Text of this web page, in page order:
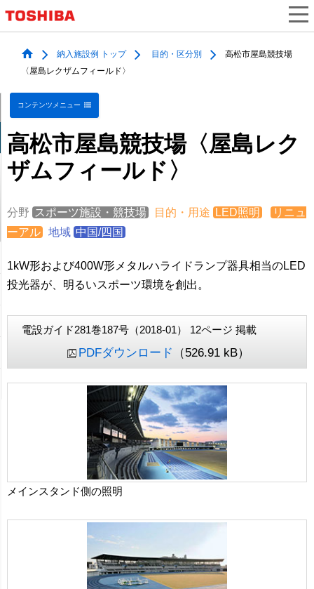
納入施設例 トップ 目的・区分別
高松市屋島競技場
〈屋島レクザムフィールド〉
コンテンツメニュー
高松市屋島競技場〈屋島レク
ザムフィールド〉
分野 スポーツ施設・競技場 目的・用途 LED照明
リニュ
ーアル
地域 中国/四国
1kW形および400W形メタルハライドランプ器具相当のLED
投光器が、明るいスポーツ環境を創出。
電設ガイド281巻187号（2018-01） 12ページ 掲載
PDFダウンロード （526.91 kB）
メインスタンド側の照明